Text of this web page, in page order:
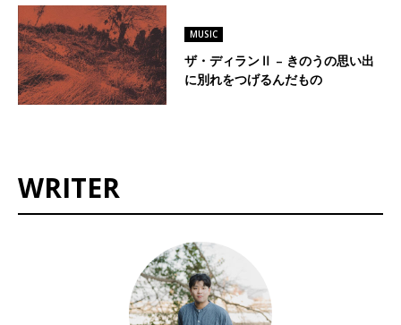
MUSIC
ザ・ディランⅡ – きのうの思い出
に別れをつげるんだもの
WRITER